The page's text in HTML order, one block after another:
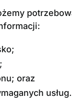
oraz
usług.